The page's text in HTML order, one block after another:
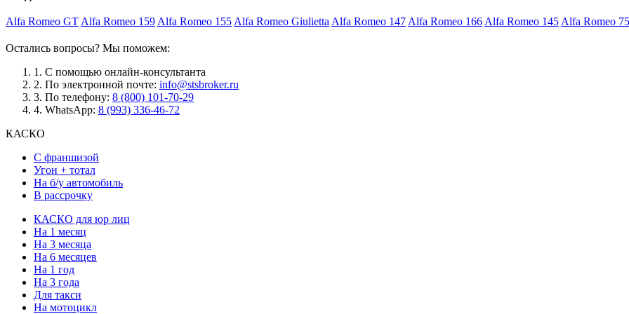
Alfa Romeo GTAlfa Romeo 159Alfa Romeo 155Alfa Romeo GiuliettaAlfa Romeo 147Alfa Romeo 166Alfa Romeo 145Alfa Romeo 75
Остались вопросы? Мы поможем:
1. С помощью онлайн-консультанта
2. По электронной почте: info@stsbroker.ru
3. По телефону: 8 (800) 101-70-29
4. WhatsApp: 8 (993) 336-46-72
КАСКО
С франшизой
Угон + тотал
На б/у автомобиль
В рассрочку
КАСКО для юр лиц
На 1 месяц
На 3 месяца
На 6 месяцев
На 1 год
На 3 года
Для такси
На мотоцикл